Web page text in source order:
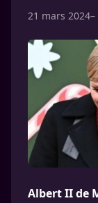
21 mars 2024
Albert II de